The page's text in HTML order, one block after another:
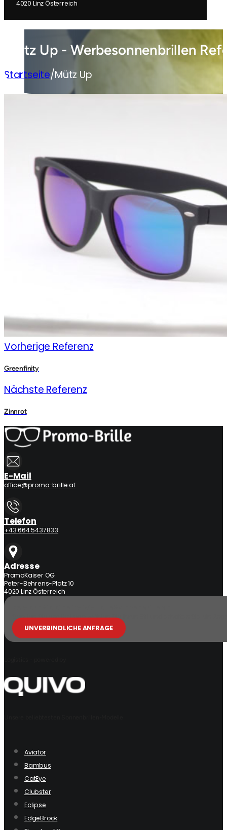
4020 Linz Österreich
Mütz Up - Werbesonnenbrillen
Startseite/Mütz Up
Vorherige Referenz
Greenfinity
Nächste Referenz
Zinnrot
E-Mail
office@promo-brille.at
Telefon
+43 664 5437833
Adresse
PromoKaiser OG
Peter-Behrens-Platz 10
4020 Linz Österreich
Aviator
Bambus
CatEye
Clubster
Eclipse
EdgeBrook
Senden Sie uns Ihr Logo, wählen Sie Ihren Stil und erhalten Sie ein
UNVERBINDLICHE ANFRAGE